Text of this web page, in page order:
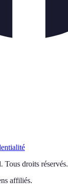
. Tous droits réservés.
affiliés.